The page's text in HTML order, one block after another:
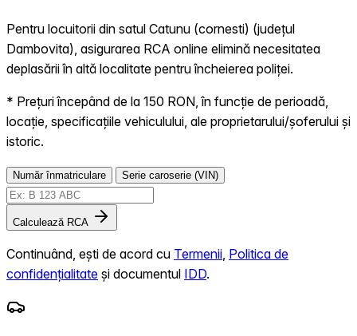
Pentru locuitorii din satul Catunu (cornesti) (județul
Dambovita), asigurarea RCA online elimină necesitatea
deplasării în altă localitate pentru încheierea poliței.
* Prețuri începând de la 150 RON, în funcție de perioadă,
locație, specificațiile vehiculului, ale proprietarului/șoferului și
istoric.
Număr înmatriculare Serie caroserie (VIN)
Calculează RCA
Continuând, ești de acord cu Termenii Politica de
confidențialitate și documentul IDD.